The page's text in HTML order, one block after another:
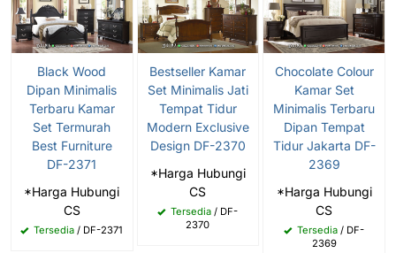
Black Wood
Dipan Minimalis
Terbaru Kamar
Set Termurah
Best Furniture
DF-2371
*Harga Hubungi
CS
Tersedia / DF-2371
Bestseller Kamar
Set Minimalis Jati
Tempat Tidur
Modern Exclusive
Design DF-2370
*Harga Hubungi
CS
Tersedia / DF-
2370
Chocolate Colour
Kamar Set
Minimalis Terbaru
Dipan Tempat
Tidur Jakarta DF-
2369
*Harga Hubungi
CS
Tersedia / DF-
2369